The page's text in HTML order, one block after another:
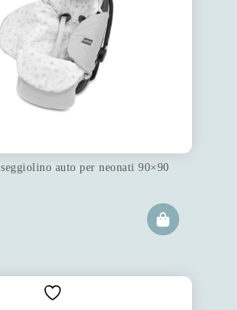
auto per neonati 90×90